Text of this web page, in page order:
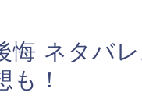
悔 ネタバ
も！